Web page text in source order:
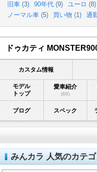
旧車 (3) 90年代 (9) ユーロ (8)
ノーマル車 (5) 買い物 (1) 通
ドゥカティ
カスタム情報
モデル
トップ
愛車紹介
(68)
ブログ スペック
みんカラ 人気のカテゴ